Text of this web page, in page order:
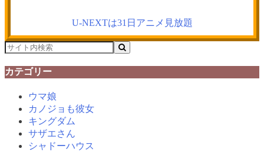
U-NEXTは31日アニメ見放題
カテゴリー
ウマ娘
カノジョも彼女
キングダム
サザエさん
シャドーハウス